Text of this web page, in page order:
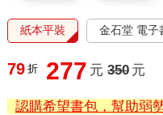
紙本平裝 金石堂 電子
79 折 277 元 350 元
認購希望書包，幫助弱